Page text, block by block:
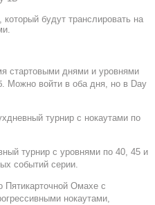
будут транслировать на
стартовыми днями и уровнями
Можно войти в оба дня, но в Day
турнир с нокаутами по
турнир с уровнями по 40, 45 и
событий серии.
Пятикарточной Омахе с
нокаутами,